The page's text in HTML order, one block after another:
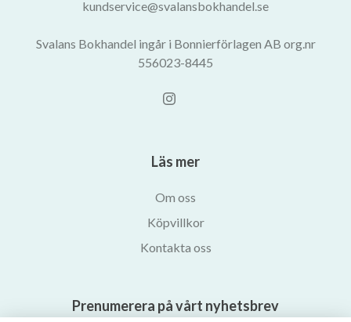
kundservice@svalansbokhandel.se
Svalans Bokhandel ingår i Bonnierförlagen AB org.nr
556023-8445
Läs mer
Om oss
Köpvillkor
Kontakta oss
Prenumerera på vårt nyhetsbrev